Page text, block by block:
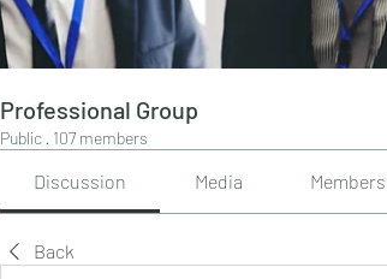
Professional Group
Public · 107 members
Discussion Media Members
Back